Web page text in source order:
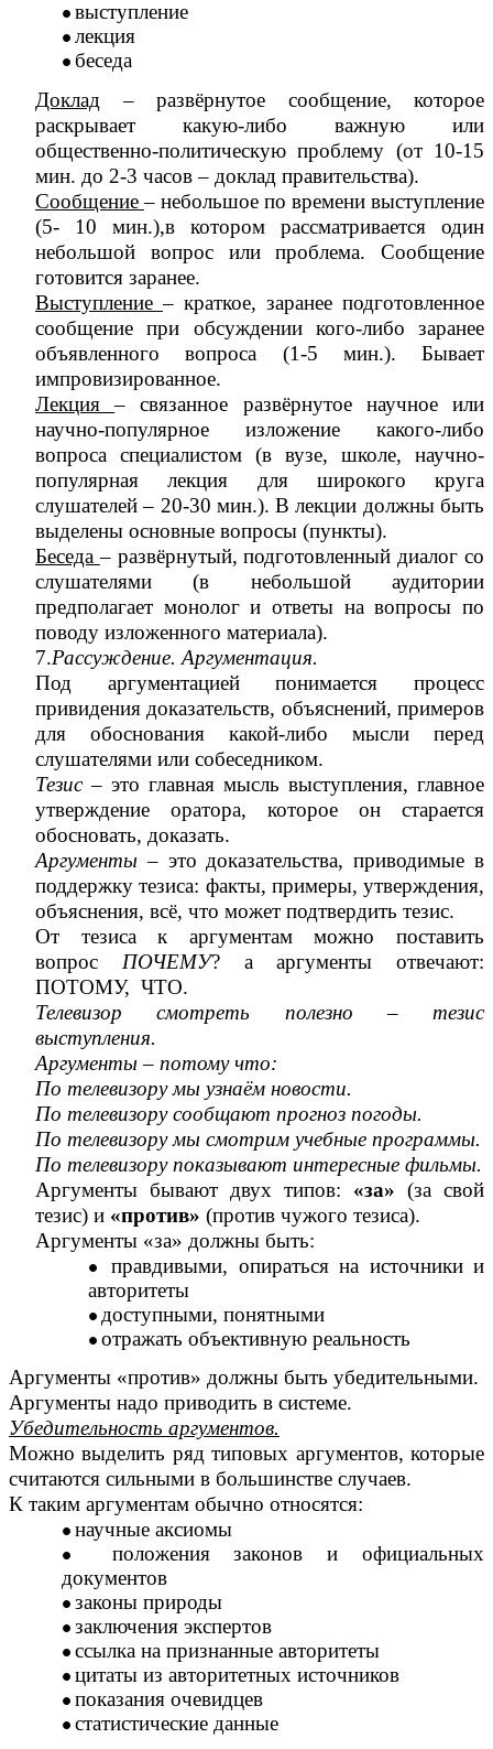
выступление
лекция
беседа
Доклад – развёрнутое сообщение, которое
раскрывает какую-либо важную или
общественно-политическую проблему (от 10-15
мин. до 2-3 часов – доклад правительства).
Сообщение– небольшое по времени выступление
(5- 10 мин.),в котором рассматривается один
небольшой вопрос или проблема. Сообщение
готовится заранее.
Выступление– краткое, заранее подготовленное
сообщение при обсуждении кого-либо заранее
объявленного вопроса (1-5 мин.). Бывает
импровизированное.
Лекция– связанное развёрнутое научное или
научно-популярное изложение какого-либо
вопроса специалистом (в вузе, школе, научно-
популярная лекция для широкого круга
слушателей – 20-30 мин.). В лекции должны быть
выделены основные вопросы (пункты).
Беседа– развёрнутый, подготовленный диалог со
слушателями (в небольшой аудитории
предполагает монолог и ответы на вопросы по
поводу изложенного материала).
7.Рассуждение. Аргументация.
Под аргументацией понимается процесс
привидения доказательств, объяснений, примеров
для обоснования какой-либо мысли перед
слушателями или собеседником.
Тезис– это главная мысль выступления, главное
утверждение оратора, которое он старается
обосновать, доказать.
Аргументы– это доказательства, приводимые в
поддержку тезиса: факты, примеры, утверждения,
объяснения, всё, что может подтвердить тезис.
От тезиса к аргументам можно поставить
вопрос ПОЧЕМУ? а аргументы отвечают:
ПОТОМУ, ЧТО.
Телевизор смотреть полезно – тезис
выступления.
Аргументы – потому что:
По телевизору мы узнаём новости.
По телевизору сообщают прогноз погоды.
По телевизору мы смотрим учебные программы.
По телевизору показывают интересные фильмы.
Аргументы бывают двух типов: «за» (за свой
тезис) и «против» (против чужого тезиса).
Аргументы «за» должны быть:
правдивыми, опираться на источники и
авторитеты
доступными, понятными
отражать объективную реальность
Аргументы «против» должны быть убедительными.
Аргументы надо приводить в системе.
Убедительность аргументов.
Можно выделить ряд типовых аргументов, которые
считаются сильными в большинстве случаев.
К таким аргументам обычно относятся:
научные аксиомы
положения законов и официальных
документов
законы природы
заключения экспертов
ссылка на признанные авторитеты
цитаты из авторитетных источников
показания очевидцев
статистические данные